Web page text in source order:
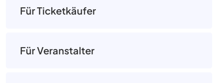
Für Ticketkäufer
Für Veranstalter